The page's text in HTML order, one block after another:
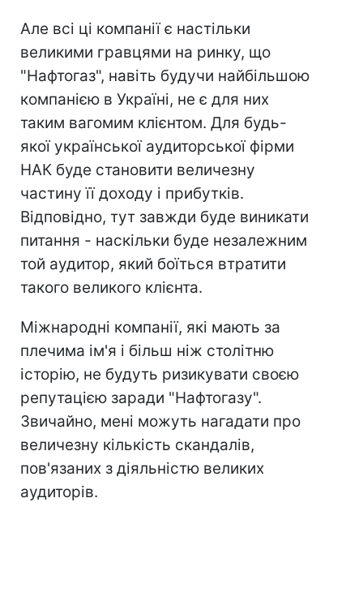
Але всі ці компанії є настільки
великими гравцями на ринку, що
"Нафтогаз", навіть будучи найбільшою
компанією в Україні, не є для них
таким вагомим клієнтом. Для будь-
якої української аудиторської фірми
НАК буде становити величезну
частину її доходу і прибутків.
Відповідно, тут завжди буде виникати
питання - наскільки буде незалежним
той аудитор, який боїться втратити
такого великого клієнта.
Міжнародні компанії, які мають за
плечима ім'я і більш ніж столітню
історію, не будуть ризикувати своєю
репутацією заради "Нафтогазу".
Звичайно, мені можуть нагадати про
величезну кількість скандалів,
пов'язаних з діяльністю великих
аудиторів.